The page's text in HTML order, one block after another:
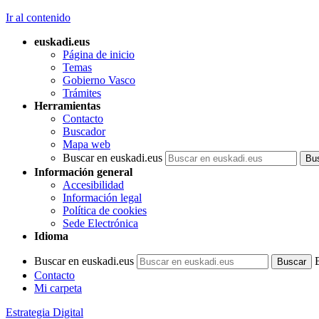
Ir al contenido
euskadi.eus
Página de inicio
Temas
Gobierno Vasco
Trámites
Herramientas
Contacto
Buscador
Mapa web
Buscar en euskadi.eus
Información general
Accesibilidad
Información legal
Política de cookies
Sede Electrónica
Idioma
Buscar en euskadi.eus
Contacto
Mi carpeta
Estrategia Digital